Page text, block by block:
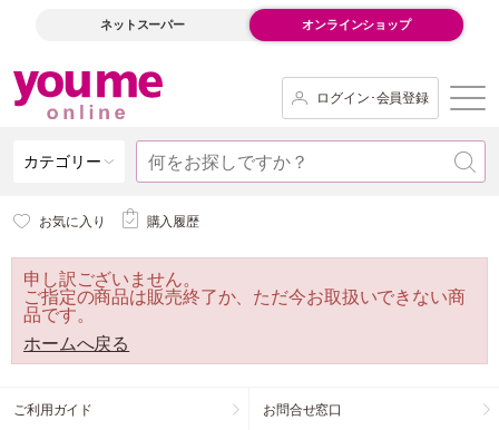
ネットスーパー オンラインショップ
ログイン･会員登録
カテゴリー
お気に入り 購入履歴
申し訳ございません。
ご指定の商品は販売終了か、ただ今お取扱いできない商
品です。
ホームへ戻る
ご利用ガイド お問合せ窓口